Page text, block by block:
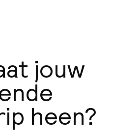
jouw
heen?